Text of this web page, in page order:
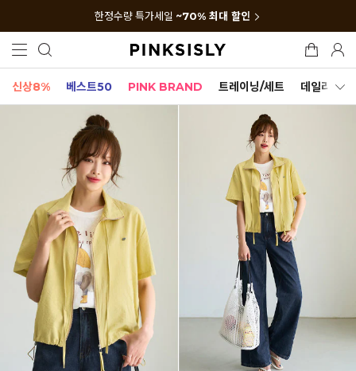
한정수량 특가세일 ~70% 최대 할인
신상8% 베스트50 PINK BRAND 트레이닝/세트 데일리세트